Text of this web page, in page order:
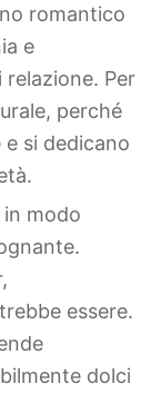
romantico
e
Per
perché
e si dedicano
in modo
essere.
dolci